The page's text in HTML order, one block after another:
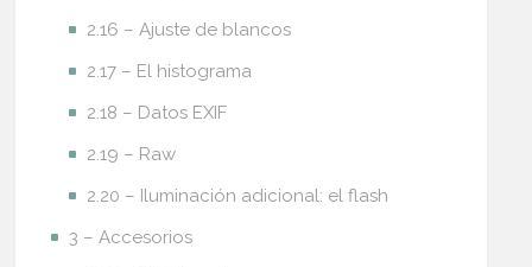
2.16 – Ajuste de blancos
2.17 – El histograma
2.18 – Datos EXIF
2.19 – Raw
2.20 – Iluminación adicional: el flash
3 – Accesorios